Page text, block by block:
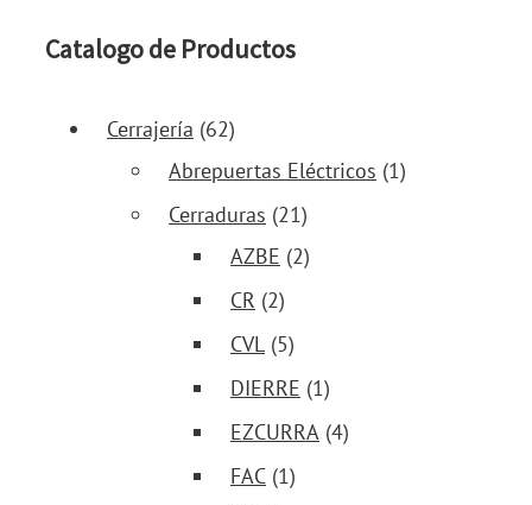
Catalogo de Productos
Cerrajería (62)
Abrepuertas Eléctricos (1)
Cerraduras (21)
AZBE (2)
CR (2)
CVL (5)
DIERRE (1)
EZCURRA (4)
FAC (1)